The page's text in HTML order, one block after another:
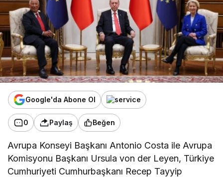
Google'da Abone Ol
0 Paylaş Beğen
Avrupa Konseyi Başkanı Antonio Costa ile Avrupa
Komisyonu Başkanı Ursula von der Leyen, Türkiye
Cumhuriyeti Cumhurbaşkanı Recep Tayyip